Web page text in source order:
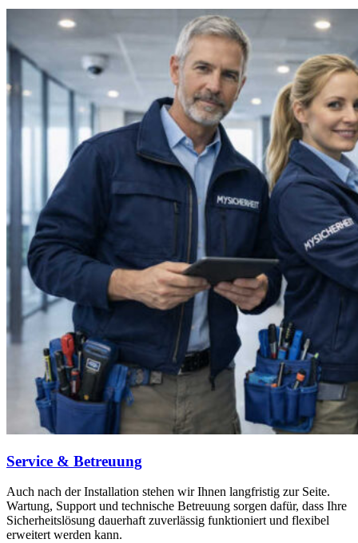
Service & Betreuung
Auch nach der Installation stehen wir Ihnen langfristig zur Seite.
Wartung, Support und technische Betreuung sorgen dafür, dass Ihre
Sicherheitslösung dauerhaft zuverlässig funktioniert und flexibel
erweitert werden kann.